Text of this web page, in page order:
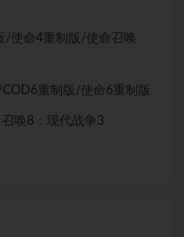
/使命4重制版/使命召唤
重制版/使命6重制版
唤8：现代战争3